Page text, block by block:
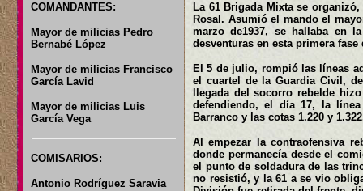
COMANDANTES:
Mayor de milicias Pedro
Bernabé López
Mayor de milicias Francisco
García Lavid
Mayor de milicias Luis
García Vega
COMISARIOS:
Antonio Rodríguez Saravia
La 61 Brigada Mixta se
Rosal. Asumió el mando el
marzo de1937, se hallaba en
desventuras en esta primera fase
El 5 de julio, rompió las líneas
el cuartel de la Guardia Civil,
llegada del socorro rebelde
defendiendo, el día 17, la
Barranco y las cotas 1.220 y
Al empezar la contraofensiva
donde permanecía desde el
el punto de soldadura de las
no resistió, y la 61 a se vio